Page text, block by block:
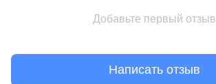
Добавьте первый отзыв
Написать отзыв